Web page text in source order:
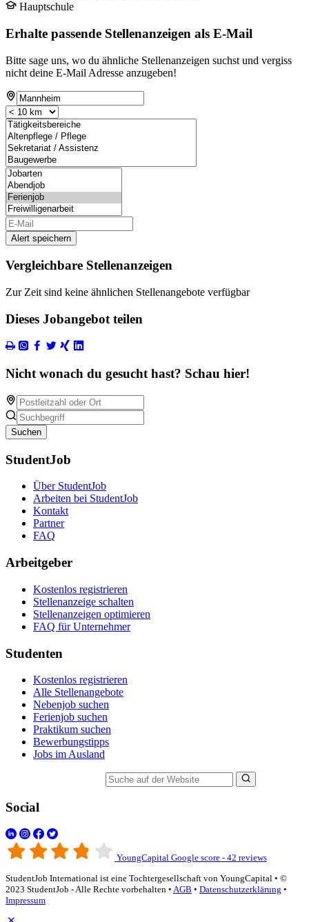
Hauptschule
Erhalte passende Stellenanzeigen als E-Mail
Bitte sage uns, wo du ähnliche Stellenanzeigen suchst und vergiss
nicht deine E-Mail Adresse anzugeben!
Alert speichern
Vergleichbare Stellenanzeigen
Zur Zeit sind keine ähnlichen Stellenangebote verfügbar
Dieses Jobangebot teilen
Nicht wonach du gesucht hast? Schau hier!
Suchen
StudentJob
Über StudentJob
Arbeiten bei StudentJob
Kontakt
Partner
FAQ
Arbeitgeber
Kostenlos registrieren
Stellenanzeige schalten
Stellenanzeigen optimieren
FAQ für Unternehmer
Studenten
Kostenlos registrieren
Alle Stellenangebote
Nebenjob suchen
Ferienjob suchen
Praktikum suchen
Bewerbungstipps
Jobs im Ausland
Social
YoungCapital Google score - 42 reviews
StudentJob International ist eine Tochtergesellschaft von YoungCapital • ©
2023 StudentJob - Alle Rechte vorbehalten • AGB • Datenschutzerklärung •
Impressum